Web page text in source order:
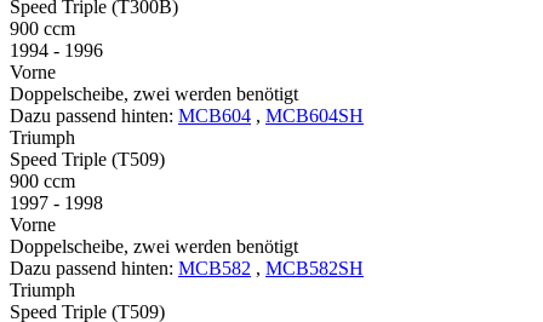
Speed Triple (T300B)
900 ccm
1994 - 1996
Vorne
Doppelscheibe, zwei werden benötigt
Dazu passend hinten: MCB604 , MCB604SH
Triumph
Speed Triple (T509)
900 ccm
1997 - 1998
Vorne
Doppelscheibe, zwei werden benötigt
Dazu passend hinten: MCB582 , MCB582SH
Triumph
Speed Triple (T509)